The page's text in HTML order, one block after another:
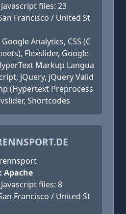
files: 23
Francisco / United St
Analytics, CSS (C
Flexslider, Google
Markup Langua
jQuery, jQuery Valid
(Hypertext Preprocess
Shortcodes
Apache
files: 8
Francisco / United St